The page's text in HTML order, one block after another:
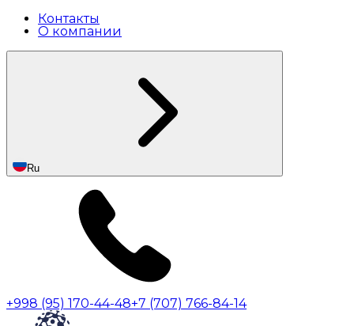
Контакты
О компании
Ru
+998 (95) 170-44-48+7 (707) 766-84-14